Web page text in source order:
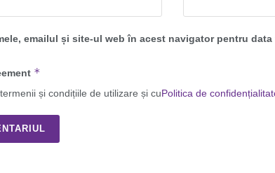
emailul și site-ul web în acest navigator pentru
*
și condițiile de utilizare și cuPolitica de